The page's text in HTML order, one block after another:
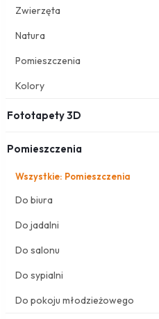
Zwierzęta
Natura
Pomieszczenia
Kolory
Fototapety 3D
Pomieszczenia
Wszystkie: Pomieszczenia
Do biura
Do jadalni
Do salonu
Do sypialni
Do pokoju młodzieżowego